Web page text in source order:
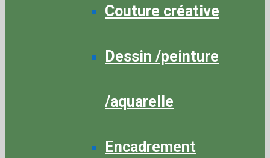
Couture créative
Dessin /peinture
/aquarelle
Encadrement